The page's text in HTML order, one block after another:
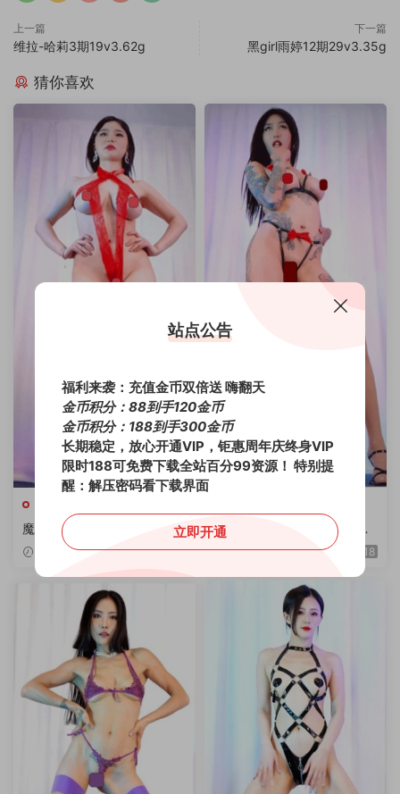
上一篇
维拉-哈莉3期19v3.62g
下一篇
黑girl雨婷12期29v3.35g
猜你喜欢
魔力舞社 奶思第2期 4K流出
版6V2025-06-13 38
魔力舞社 苏利 定制专版流出
3V4K
2025-06-08 18
站点公告
福利来袭：充值金币双倍送 嗨翻天
金币积分：88到手120金币
金币积分：188到手300金币
长期稳定，放心开通VIP，钜惠周年庆终身VIP
限时188可免费下载全站百分99资源！ 特别提
醒：解压密码看下载界面
立即开通